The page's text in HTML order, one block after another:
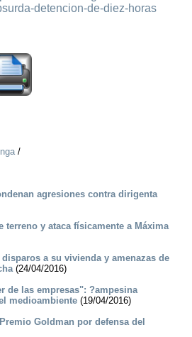
detencion-de-diez-horas
/
agresiones contra dirigenta
terreno y ataca físicamente a Máxima
a su vivienda y amenazas de
(24/04/2016)
de las empresas": ?ampesina
medioambiente (19/04/2016)
Goldman por defensa del